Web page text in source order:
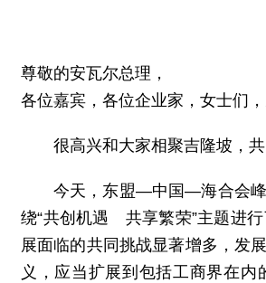
尊敬的安瓦尔总理，
各位嘉宾，各位企业家，女士们，
很高兴和大家相聚吉隆坡，
今天，东盟—中国—海合会峰
绕“共创机遇 共享繁荣”主题进
展面临的共同挑战显著增多，发
义，应当扩展到包括工商界在